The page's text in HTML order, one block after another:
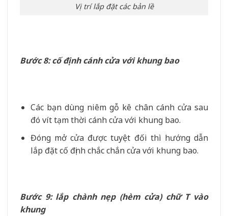
Vị trí lắp đặt các bản lề
Bước 8: cố định cánh cửa với khung bao
Các bạn dùng niêm gỗ kê chân cánh cửa sau
đó vít tạm thời cánh cửa với khung bao.
Đóng mở cửa được tuyệt đối thì hướng dẫn
lắp đặt cố định chắc chắn cửa với khung bao.
Bước 9: lắp chành nẹp (hèm cửa) chữ T vào
khung